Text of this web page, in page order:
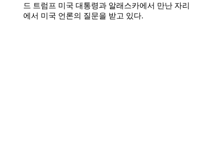
드 트럼프 미국 대통령과 알래스카에서 만난 자리
에서 미국 언론의 질문을 받고 있다.